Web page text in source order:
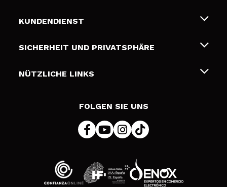
Über uns
Geschenkkarten
KUNDENDIENST
Liefer- und Versandkosten
Zahlung
SICHERHEIT UND PRIVATSPHÄRE
Bedingungen und Datenschutz
NÜTZLICHE LINKS
FOLGEN SIE UNS